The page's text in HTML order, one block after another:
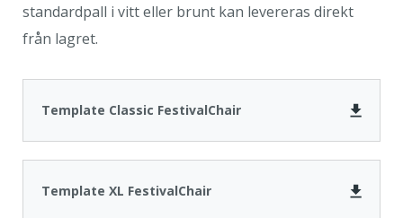
standardpall i vitt eller brunt kan levereras direkt
från lagret.
Template Classic FestivalChair
Template XL FestivalChair